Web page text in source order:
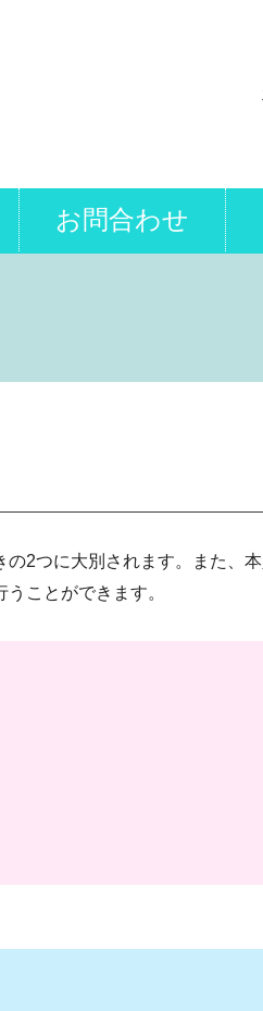
お問合わせ
2つに大別されます。また、
ことができます。